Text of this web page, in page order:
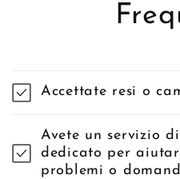
Accettate resi o
Avete un servizio
dedicato per
problemi o